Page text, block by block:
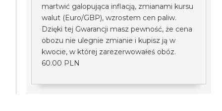
martwić galopująca inflacją, zmianami kursu
walut (Euro/GBP), wzrostem cen paliw.
Dzięki tej Gwarancji masz pewność, że cena
obozu nie ulegnie zmianie i kupisz ją w
kwocie, w której zarezerwowałeś obóz.
60.00 PLN